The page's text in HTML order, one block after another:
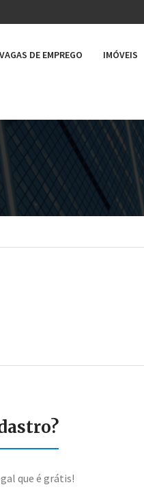
VAGAS DE EMPREGO IMÓVEIS
que é grátis!